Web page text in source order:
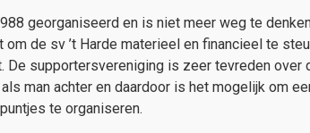
georganiseerd en is niet meer weg te
de sv ’t Harde materieel en financieel te
supportersvereniging is zeer tevreden over
man achter en daardoor is het mogelijk om
te organiseren.